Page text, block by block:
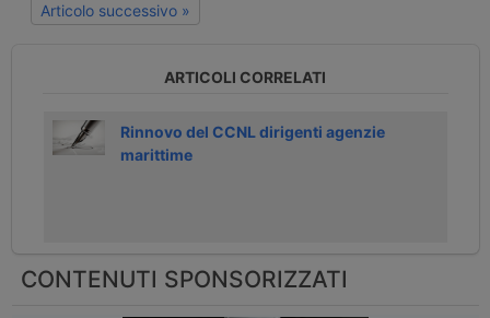
Articolo successivo »
ARTICOLI CORRELATI
Rinnovo del CCNL dirigenti agenzie
marittime
CONTENUTI SPONSORIZZATI